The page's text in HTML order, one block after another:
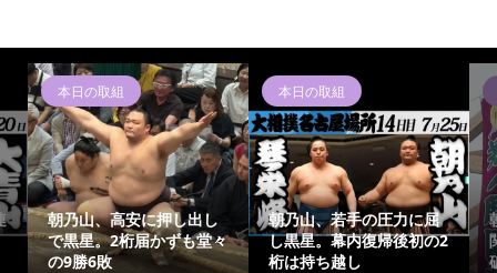
本日の取組
朝乃山、高安に押し出し
で黒星。2桁届かずも堂々
の9勝6敗
本日の取組
朝乃山、若手の圧力に屈
し黒星。幕内復帰後初の2
桁は持ち越し